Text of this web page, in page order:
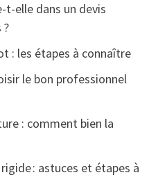
t-elle dans un devis
: les étapes à connaître
le bon professionnel
: comment bien la
: astuces et étapes à